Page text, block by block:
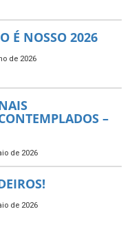
É NOSSO 2026
de 2026
–
de 2026
de 2026